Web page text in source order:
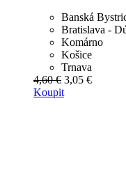
Banská
Bratislava -
Komárno
Košice
Trnava
4,60 € 3,05 €
Koupit